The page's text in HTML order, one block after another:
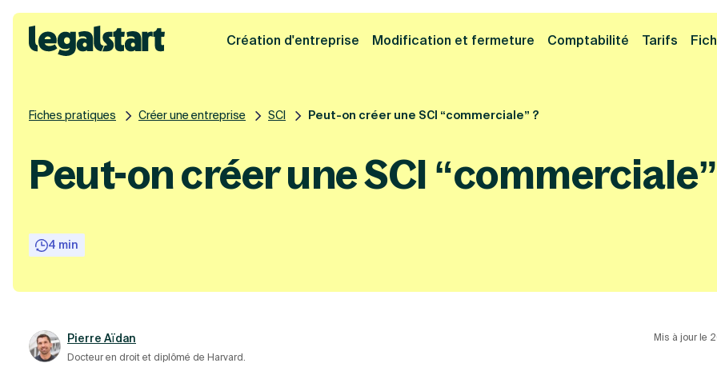
Cliquez ici pour reprendre votre démarche Fermer
Legalstart
Création d'entreprise Modification et fermeture Comptabilité Tarifs
Fiches pratiques Créer une entreprise SCI Peut-on créer une SCI “commerciale” ?
Peut-on créer une SCI
4 min
Pierre Aïdan
Docteur en droit et diplômé de Harvard.
Mis à jour le